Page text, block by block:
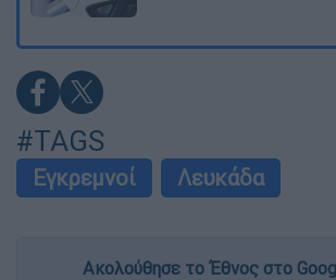
#TAGS
Εγκρεμνοί Λευκάδα
Ακολούθησε το Έθνος στο